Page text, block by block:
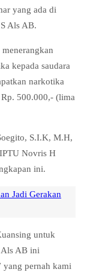
yang ada di
Als AB.
kepada saudara
narkotika
500.000,- (lima
S.I.K, M.H,
Novris H
ini.
Jadi Gerakan
untuk
AB ini
pernah kami